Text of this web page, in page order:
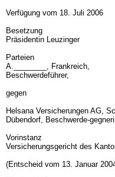
Verfügung vom 18. Juli 2006
Besetzung
Präsidentin Leuzinger
Parteien
A.________, Frankreich,
Beschwerdeführer,
gegen
Helsana Versicherungen AG,
Dübendorf, Beschwerde-
Vorinstanz
Versicherungsgericht des
(Entscheid vom 13. Januar